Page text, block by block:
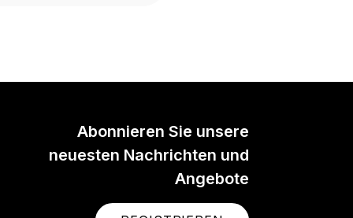
Abonnieren Sie unsere
neuesten Nachrichten und
Angebote